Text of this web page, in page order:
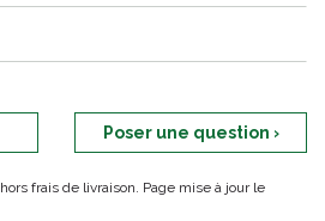
Poser une question ›
frais de livraison. Page mise à jour le